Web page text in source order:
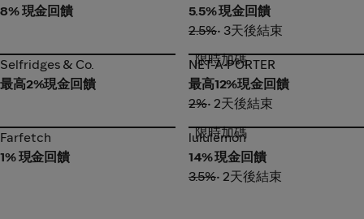
8% 現金回饋
5.5% 現金回饋
2.5%• 3天後結束
Selfridges & Co.
Selfridges & Co.
最高2%現金回饋
NET-A-PORTER
限時加碼
NET-A-PORTER
最高12%現金回饋
2%• 2天後結束
Farfetch
Farfetch
1% 現金回饋
lululemon
限時加碼
lululemon
14% 現金回饋
3.5%• 2天後結束